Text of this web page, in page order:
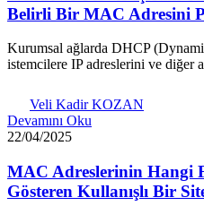
Belirli Bir MAC Adresini
Kurumsal ağlarda DHCP
istemcilere IP adreslerini ve diğer
Veli Kadir KOZAN
Devamını Oku
22/04/2025
MAC Adreslerinin Hangi
Gösteren Kullanışlı Bir